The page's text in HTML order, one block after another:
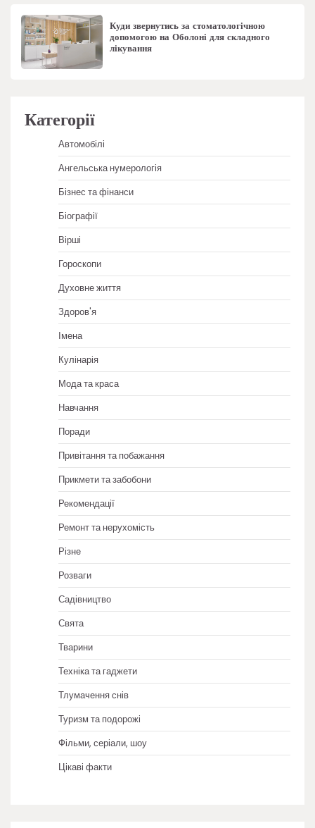
Куди звернутись за стоматологічною
допомогою на Оболоні для складного
лікування
Категорії
Автомобілі
Ангельська нумерологія
Бізнес та фінанси
Біографії
Вірші
Гороскопи
Духовне життя
Здоров'я
Імена
Кулінарія
Мода та краса
Навчання
Поради
Привітання та побажання
Прикмети та забобони
Рекомендації
Ремонт та нерухомість
Різне
Розваги
Садівництво
Свята
Тварини
Техніка та гаджети
Тлумачення снів
Туризм та подорожі
Фільми, серіали, шоу
Цікаві факти